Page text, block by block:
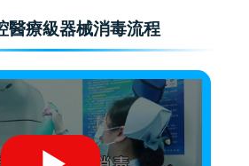
醫療級器械消毒流程